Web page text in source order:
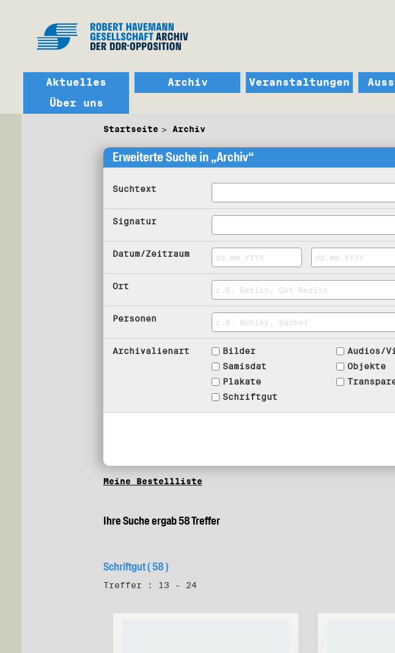
Aktuelles Archiv Veranstaltungen
Über uns
Startseite Archiv
Erweiterte Suche in „Archiv“
Suchtext
Signatur
Datum/Zeitraum
Ort
Personen
Archivalienart
Bilder
Samisdat
Plakate
Schriftgut
Audios/
Objekte
Meine Bestellliste
Ihre Suche ergab 58 Treffer
Schriftgut ( 58 )
Treffer : 13 - 24